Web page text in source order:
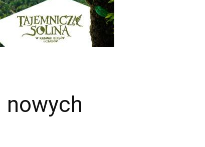
nowych